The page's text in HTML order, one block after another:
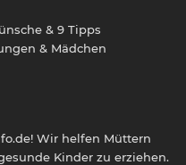
& 9 Tipps
& Mädchen
Wir helfen Müttern
Kinder zu erziehen.